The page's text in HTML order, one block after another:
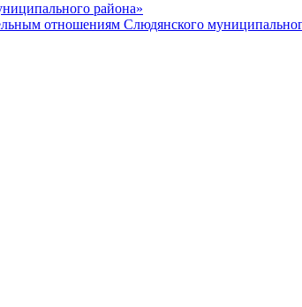
района»
отношениям Слюдянского